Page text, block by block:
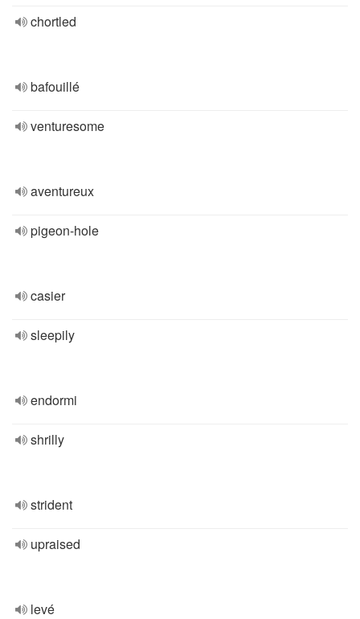
chortled
bafouillé
venturesome
aventureux
pigeon-hole
casier
sleepily
endormi
shrilly
strident
upraised
levé